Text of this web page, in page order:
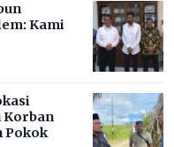
Kami
Korban
Pokok